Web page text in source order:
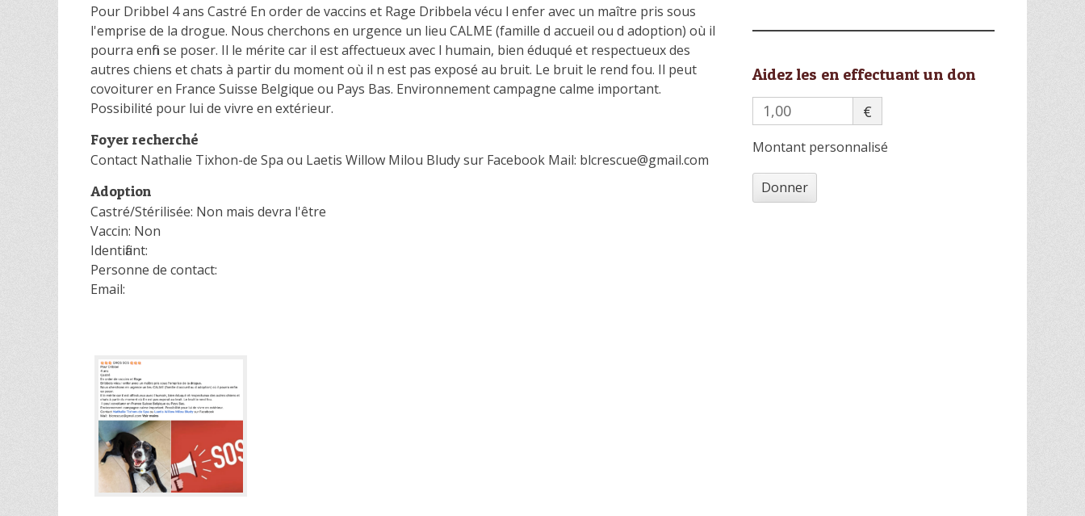
Pour Dribbel 4 ans Castré En order de vaccins et Rage Dribbela vécu l enfer avec un maître pris sous
l'emprise de la drogue. Nous cherchons en urgence un lieu CALME (famille d accueil ou d adoption) où il
pourra enfin se poser. Il le mérite car il est affectueux avec l humain, bien éduqué et respectueux des
autres chiens et chats à partir du moment où il n est pas exposé au bruit. Le bruit le rend fou. Il peut
covoiturer en France Suisse Belgique ou Pays Bas. Environnement campagne calme important.
Possibilité pour lui de vivre en extérieur.
Foyer recherché
Contact Nathalie Tixhon-de Spa ou Laetis Willow Milou Bludy sur Facebook Mail: blcrescue@gmail.com
Adoption
Castré/Stérilisée: Non mais devra l'être
Vaccin: Non
Identifiant:
Personne de contact:
Email:
Aidez les en effectuant un don
€
Montant personnalisé
Donner